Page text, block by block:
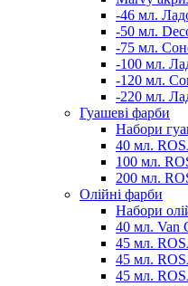
-46 мл.
-50 мл.
-75 мл.
-100 мл.
-120 мл.
-220 мл.
Гуашеві фарби
Набори
40 мл.
100 мл.
200 мл.
Олійні фарби
Набори
40 мл. Van
45 мл.
45 мл.
45 мл.